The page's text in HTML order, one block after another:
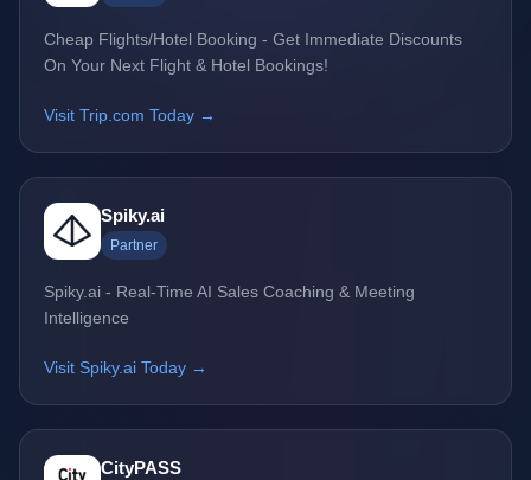
Cheap Flights/Hotel Booking - Get Immediate Discounts
On Your Next Flight & Hotel Bookings!
Visit Trip.com Today →
Spiky.ai
Partner
Spiky.ai - Real-Time AI Sales Coaching & Meeting
Intelligence
Visit Spiky.ai Today →
CityPASS